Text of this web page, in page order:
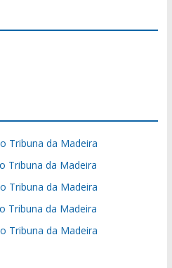
Tribuna da Madeira
Tribuna da Madeira
Tribuna da Madeira
Tribuna da Madeira
Tribuna da Madeira